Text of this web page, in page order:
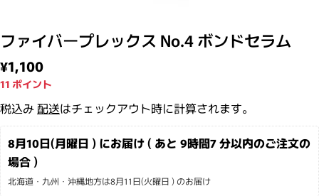
ファイバープレックス No.4 ボンドセラム
通常価格
¥1,100
11 ポイント
税込み配送はチェックアウト時に計算されます。
8月10日(月曜日 ) にお届け ( あと 9時間7 分以内のご注文の
場合 )
北海道・九州・沖縄地方は8月11日(火曜日 ) のお届け